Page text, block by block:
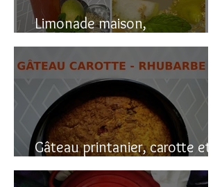
Limonade maison,
naturellement pétillante!!!
Gâteau printanier, carotte et
rhubarbe